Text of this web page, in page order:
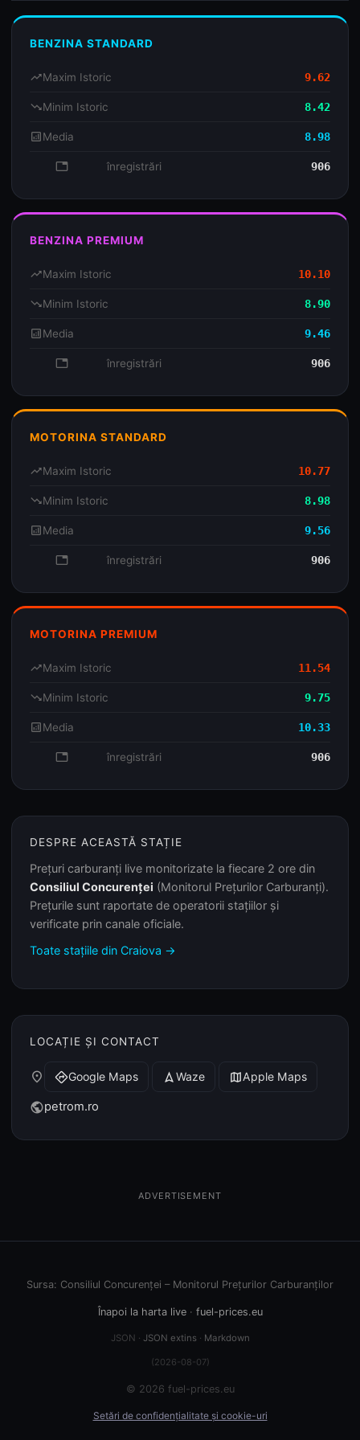
BENZINA STANDARD
trending_upMaxim Istoric 9.62
trending_downMinim Istoric 8.42
analyticsMedia 8.98
database înregistrări 906
BENZINA PREMIUM
trending_upMaxim Istoric 10.10
trending_downMinim Istoric 8.90
analyticsMedia 9.46
database înregistrări 906
MOTORINA STANDARD
trending_upMaxim Istoric 10.77
trending_downMinim Istoric 8.98
analyticsMedia 9.56
database înregistrări 906
MOTORINA PREMIUM
trending_upMaxim Istoric 11.54
trending_downMinim Istoric 9.75
analyticsMedia 10.33
database înregistrări 906
DESPRE ACEASTĂ STAȚIE
Prețuri carburanți live monitorizate la fiecare 2 ore din
Consiliul Concurenței (Monitorul Prețurilor Carburanți).
Prețurile sunt raportate de operatorii stațiilor și
verificate prin canale oficiale.
Toate stațiile din Craiova →
LOCAȚIE ȘI CONTACT
place directionsGoogle Maps navigation Waze mapApple Maps
publicpetrom.ro
ADVERTISEMENT
Sursa: Consiliul Concurenței – Monitorul Prețurilor Carburanților
Înapoi la harta live· fuel-prices.eu
JSON · JSON extins· Markdown
(2026-08-07)
© 2026 fuel-prices.eu
Setări de confidențialitate și cookie-uri